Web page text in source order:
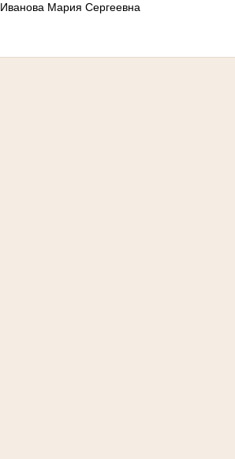
Иванова Мария Сергеевна